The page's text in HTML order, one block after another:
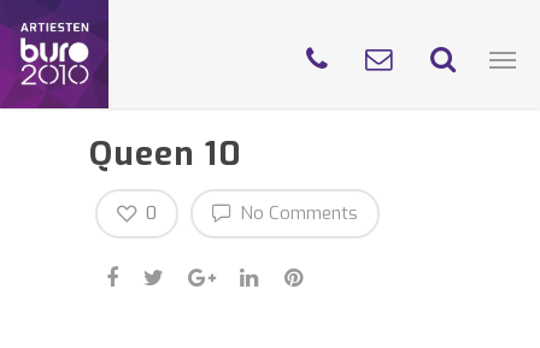
Queen 10
No Comments
0